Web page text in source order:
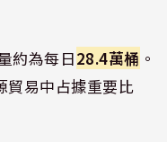
約為每日28.4萬桶 。
貿易中占據重要比